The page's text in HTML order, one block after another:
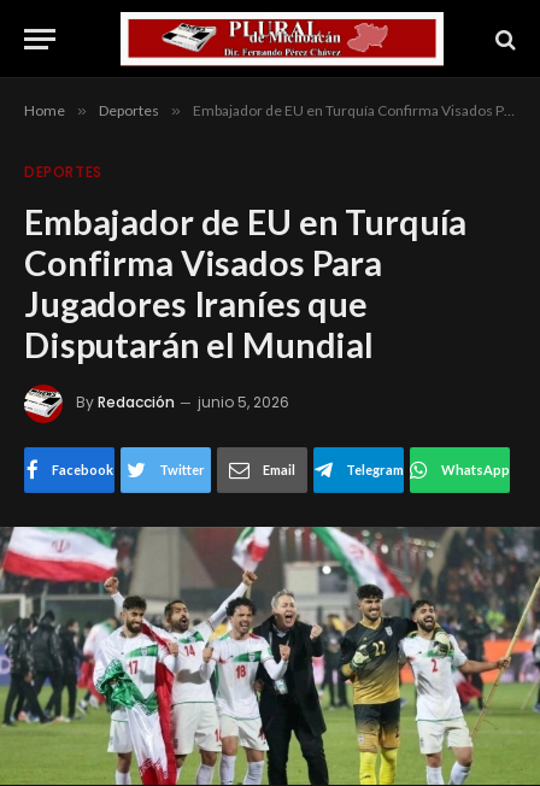
Home » Deportes » Embajador de EU en Turquía Confirma Visados Para Jugadores Iraníes que Disputarán el Mundial
DEPORTES
Embajador de EU en Turquía
Confirma Visados Para
Jugadores Iraníes que
Disputarán el Mundial
ByRedacción junio 5, 2026
Facebook Twitter Email Telegram WhatsApp